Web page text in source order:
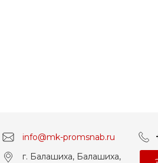
info@mk-promsnab.ru
г. Балашиха, Балашиха,